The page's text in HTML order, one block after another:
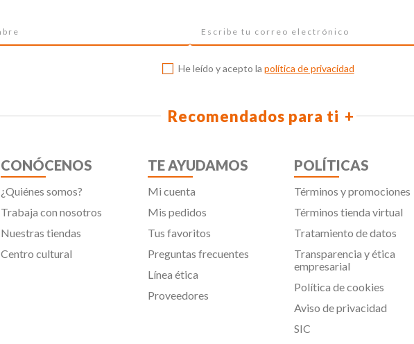
He leído y acepto la política de privacidad
Recomendados para ti
CONÓCENOS
¿Quiénes somos?
Trabaja con nosotros
Nuestras tiendas
Centro cultural
TE AYUDAMOS
Mi cuenta
Mis pedidos
Tus favoritos
Preguntas frecuentes
Línea ética
Proveedores
POLÍTICAS
Términos y promociones
Términos tienda virtual
Tratamiento de datos
Transparencia y ética
empresarial
Política de cookies
Aviso de privacidad
SIC